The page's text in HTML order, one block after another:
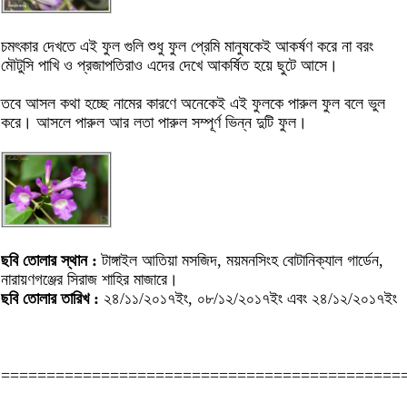
চমৎকার দেখতে এই ফুল গুলি শুধু ফুল প্রেমি মানুষকেই আকর্ষণ করে না বরং
মৌটুসি পাখি ও প্রজাপতিরাও এদের দেখে আকর্ষিত হয়ে ছুটে আসে।
তবে আসল কথা হচ্ছে নামের কারণে অনেকেই এই ফুলকে পারুল ফুল বলে ভুল
করে। আসলে পারুল আর লতা পারুল সম্পূর্ণ ভিন্ন দুটি ফুল।
ছবি তোলার স্থান : টাঙ্গাইল আতিয়া মসজিদ, ময়মনসিংহ বোটানিক্যাল গার্ডেন,
নারায়ণগঞ্জের সিরাজ শাহির মাজারে।
ছবি তোলার তারিখ : ২৪/১১/২০১৭ইং, ০৮/১২/২০১৭ইং এবং ২৪/১২/২০১৭ইং